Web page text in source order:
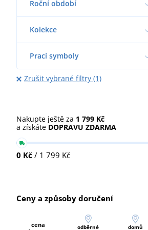
Roční období
Kolekce
Prací symboly
Zrušit vybrané filtry (1)
Nakupte ještě za 1 799 Kč
a získáte DOPRAVU ZDARMA
0 Kč / 1 799 Kč
Ceny a způsoby doručení
cena
odběrné
domů